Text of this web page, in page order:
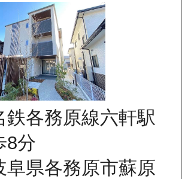
鉄各務原線六軒駅
8分
阜県各務原市蘇原